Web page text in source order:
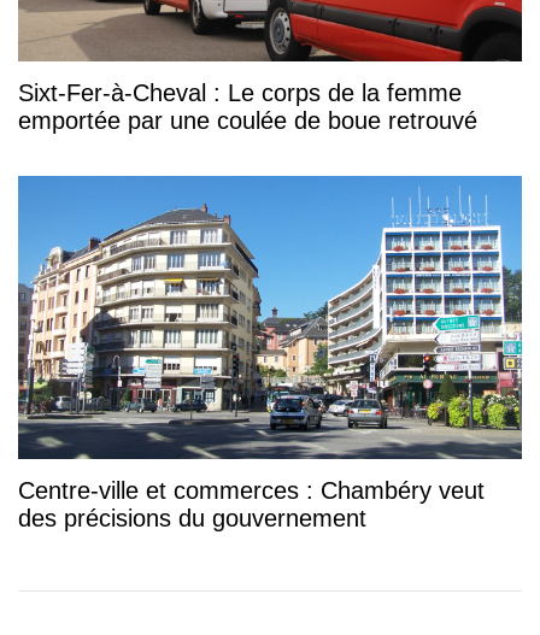
Sixt-Fer-à-Cheval : Le corps de la femme
emportée par une coulée de boue retrouvé
Centre-ville et commerces : Chambéry veut
des précisions du gouvernement